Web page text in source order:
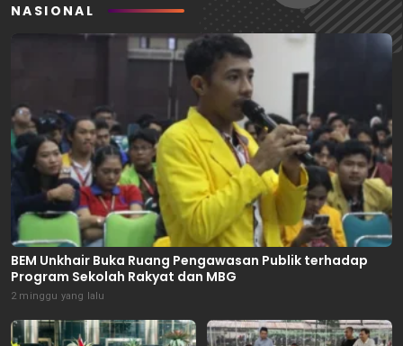
NASIONAL
BEM Unkhair Buka Ruang Pengawasan Publik terhadap
Program Sekolah Rakyat dan MBG
2 minggu yang lalu